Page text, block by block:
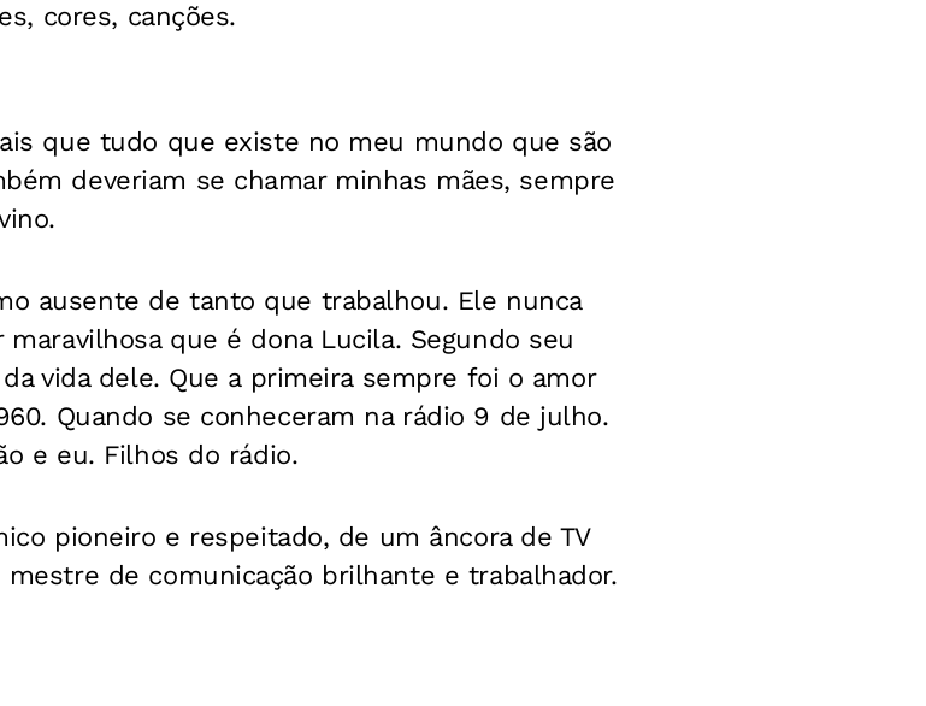
cores, canções.
que tudo que existe no meu mundo que são
deveriam se chamar minhas mães, sempre
ausente de tanto que trabalhou. Ele nunca
que é dona Lucila. Segundo seu
vida dele. Que a primeira sempre foi o amor
Quando se conheceram na rádio 9 de julho.
e eu. Filhos do rádio.
pioneiro e respeitado, de um âncora de TV
de comunicação brilhante e trabalhador.